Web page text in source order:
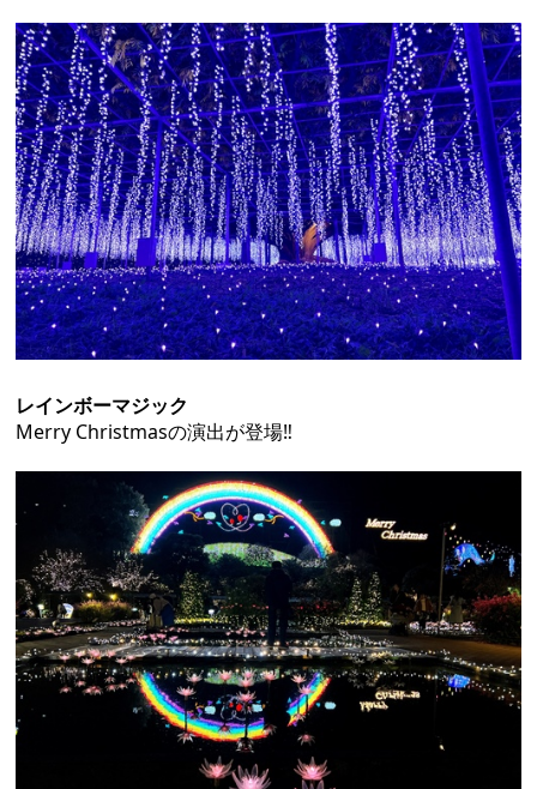
レインボーマジック
Merry Christmasの演出が登場‼